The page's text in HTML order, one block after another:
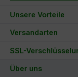
Unsere Vorteile
Versandarten
SSL-
Über uns